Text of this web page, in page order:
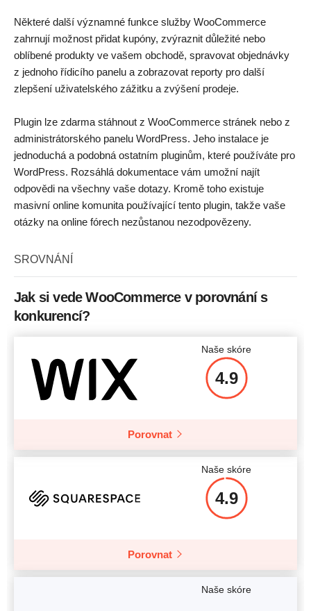
Některé další významné funkce služby WooCommerce
zahrnují možnost přidat kupóny, zvýraznit důležité nebo
oblíbené produkty ve vašem obchodě, spravovat objednávky
z jednoho řídicího panelu a zobrazovat reporty pro další
zlepšení uživatelského zážitku a zvýšení prodeje.
Plugin lze zdarma stáhnout z WooCommerce stránek nebo z
administrátorského panelu WordPress. Jeho instalace je
jednoduchá a podobná ostatním pluginům, které používáte pro
WordPress. Rozsáhlá dokumentace vám umožní najít
odpovědi na všechny vaše dotazy. Kromě toho existuje
masivní online komunita používající tento plugin, takže vaše
otázky na online fórech nezůstanou nezodpovězeny.
SROVNÁNÍ
Jak si vede WooCommerce v porovnání s
konkurencí?
Naše skóre
4.9
Porovnat
Naše skóre
4.9
Porovnat
Naše skóre